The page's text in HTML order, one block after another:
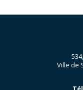
Ville de